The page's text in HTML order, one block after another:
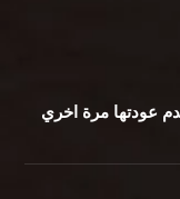
عودتها مرة اخري